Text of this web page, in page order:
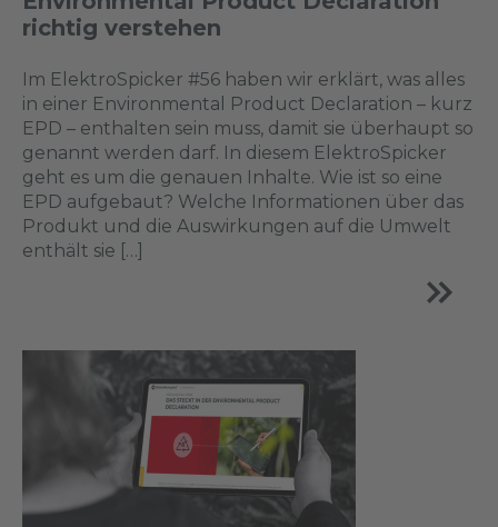
richtig verstehen
Im ElektroSpicker #56 haben wir erklärt, was alles
in einer Environmental Product Declaration – kurz
EPD – enthalten sein muss, damit sie überhaupt so
genannt werden darf. In diesem ElektroSpicker
geht es um die genauen Inhalte. Wie ist so eine
EPD aufgebaut? Welche Informationen über das
Produkt und die Auswirkungen auf die Umwelt
enthält sie […]